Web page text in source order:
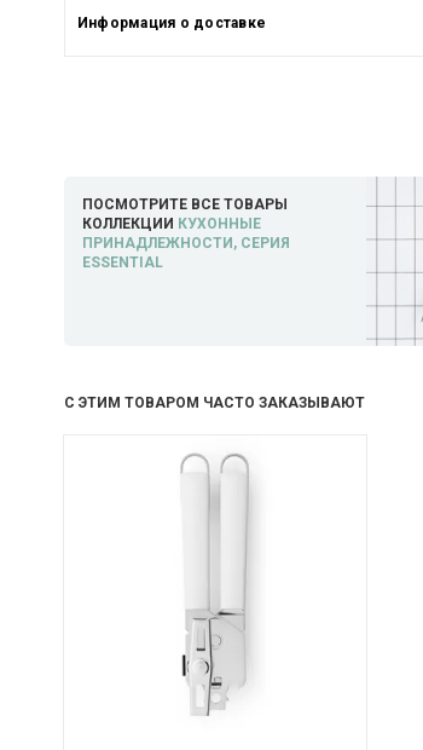
Информация о доставке
ПОСМОТРИТЕ ВСЕ ТОВАРЫ
КОЛЛЕКЦИИ КУХОННЫЕ
ПРИНАДЛЕЖНОСТИ, СЕРИЯ
ESSENTIAL
С ЭТИМ ТОВАРОМ ЧАСТО ЗАКАЗЫВАЮТ